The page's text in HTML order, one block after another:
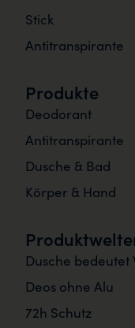
Stick
Antitranspirante
Produkte
Deodorant
Antitranspirante
Dusche & Bad
Körper & Hand
Dusche bedeutet
Deos ohne Alu
72h Schutz